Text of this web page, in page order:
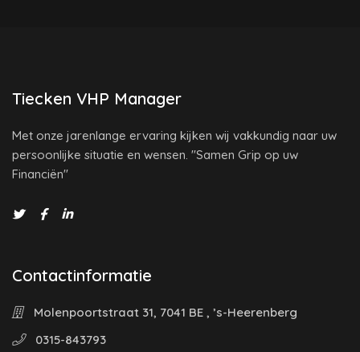
Tiecken VHP Manager
Met onze jarenlange ervaring kijken wij vakkundig naar uw
persoonlijke situatie en wensen. "Samen Grip op uw
Financiën"
Contactinformatie
Molenpoortstraat 31, 7041 BE , ’s-Heerenberg
0315-843793